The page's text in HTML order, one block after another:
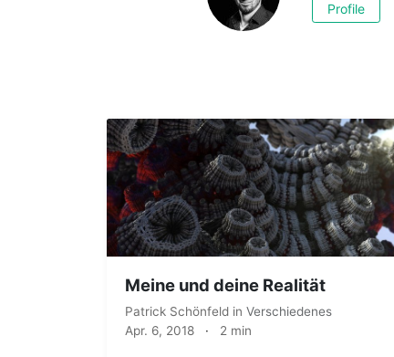
Profile
Meine und deine Realität
Patrick Schönfeld inVerschiedenes
Apr. 6, 2018 · 2 min